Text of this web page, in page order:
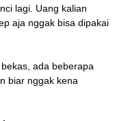
lagi. Uang kalian
aja nggak bisa dipakai
ada beberapa
biar nggak kena